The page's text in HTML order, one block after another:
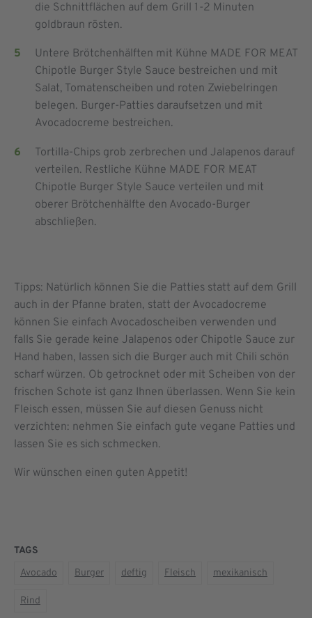
die Schnittflächen auf dem Grill 1-2 Minuten
goldbraun rösten.
Untere Brötchenhälften mit Kühne MADE FOR MEAT
Chipotle Burger Style Sauce bestreichen und mit
Salat, Tomatenscheiben und roten Zwiebelringen
belegen. Burger-Patties daraufsetzen und mit
Avocadocreme bestreichen.
Tortilla-Chips grob zerbrechen und Jalapenos darauf
verteilen. Restliche Kühne MADE FOR MEAT
Chipotle Burger Style Sauce verteilen und mit
oberer Brötchenhälfte den Avocado-Burger
abschließen.
Tipps: Natürlich können Sie die Patties statt auf dem Grill
auch in der Pfanne braten, statt der Avocadocreme
können Sie einfach Avocadoscheiben verwenden und
falls Sie gerade keine Jalapenos oder Chipotle Sauce zur
Hand haben, lassen sich die Burger auch mit Chili schön
scharf würzen. Ob getrocknet oder mit Scheiben von der
frischen Schote ist ganz Ihnen überlassen. Wenn Sie kein
Fleisch essen, müssen Sie auf diesen Genuss nicht
verzichten: nehmen Sie einfach gute vegane Patties und
lassen Sie es sich schmecken.
Wir wünschen einen guten Appetit!
TAGS
Avocado
Burger deftig Fleisch mexikanisch
Rind